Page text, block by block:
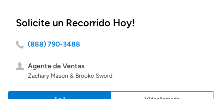
Solicite un Recorrido Hoy!
(888) 790-3488
Agente de Ventas
Zachary Mason & Brooke Sword